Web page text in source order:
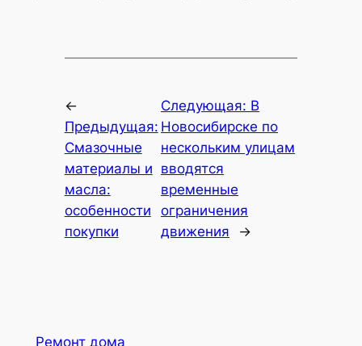
←
Предыдущая:
Смазочные
материалы и
масла:
особенности
покупки
Следующая: В
Новосибирске по
нескольким улицам
вводятся
временные
ограничения
движения
→
Ремонт дома